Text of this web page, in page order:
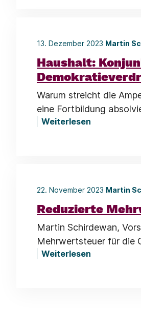
13. Dezember 2023 Martin
Haushalt:
Warum streicht die
eine Fortbildung
Weiterlesen
22. November 2023 Martin
Reduzierte
Martin Schirdewan,
Mehrwertsteuer für die
Weiterlesen